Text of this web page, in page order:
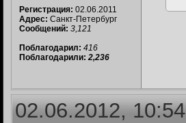
Регистрация: 02.06.2011
Адрес: Санкт-Петербург
Сообщений: 3,121
Поблагодарил: 416
Поблагодарили: 2,236
02.06.2012, 10:54